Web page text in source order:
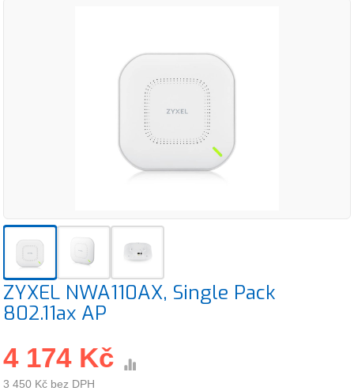
ZYXEL NWA110AX, Single Pack
802.11ax AP
4 174 Kč
3 450 Kč bez DPH